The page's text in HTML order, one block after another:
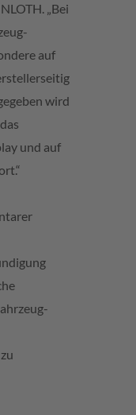
„Bei
auf
wird
und auf